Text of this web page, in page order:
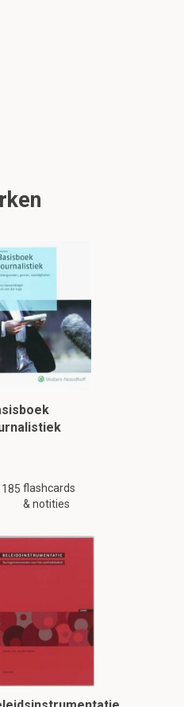
185 flashcards
& notities